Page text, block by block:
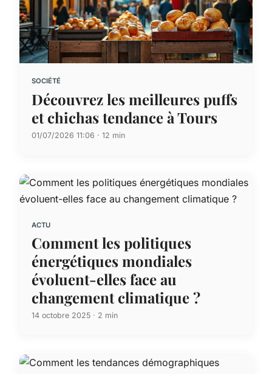
SOCIÉTÉ
Découvrez les meilleures puffs
et chichas tendance à Tours
01/07/2026 11:06 · 12 min
ACTU
Comment les politiques
énergétiques mondiales
évoluent-elles face au
changement climatique ?
14 octobre 2025 · 2 min